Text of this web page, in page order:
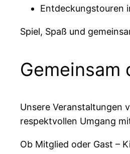
Entdeckungstouren
Spiel, Spaß und
Gemeinsam
Unsere Veranstaltungen
respektvollen Umgang
Ob Mitglied oder Gast –